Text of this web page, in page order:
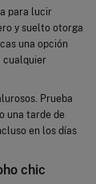
para lucir
y suelto otorga
una opción
cualquier
Prueba
una tarde de
en los días
chic